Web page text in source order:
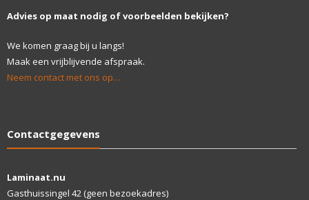
Advies op maat nodig of voorbeelden bekijken?
We komen graag bij u langs!
Maak een vrijblijvende afspraak.
Neem contact met ons op…
Contactgegevens
Laminaat.nu
Gasthuissingel 42 (geen bezoekadres)